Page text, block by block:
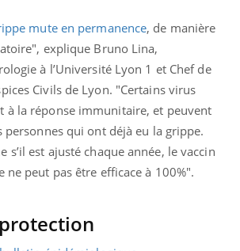
mute en permanence, de manière
explique Bruno Lina,
à l’Université Lyon 1 et Chef de
Civils de Lyon. "Certains virus
à la réponse immunitaire, et peuvent
personnes qui ont déjà eu la grippe.
s’il est ajusté chaque année, le vaccin
ne peut pas être efficace à 100%".